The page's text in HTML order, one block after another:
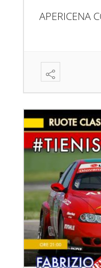
APERICENA